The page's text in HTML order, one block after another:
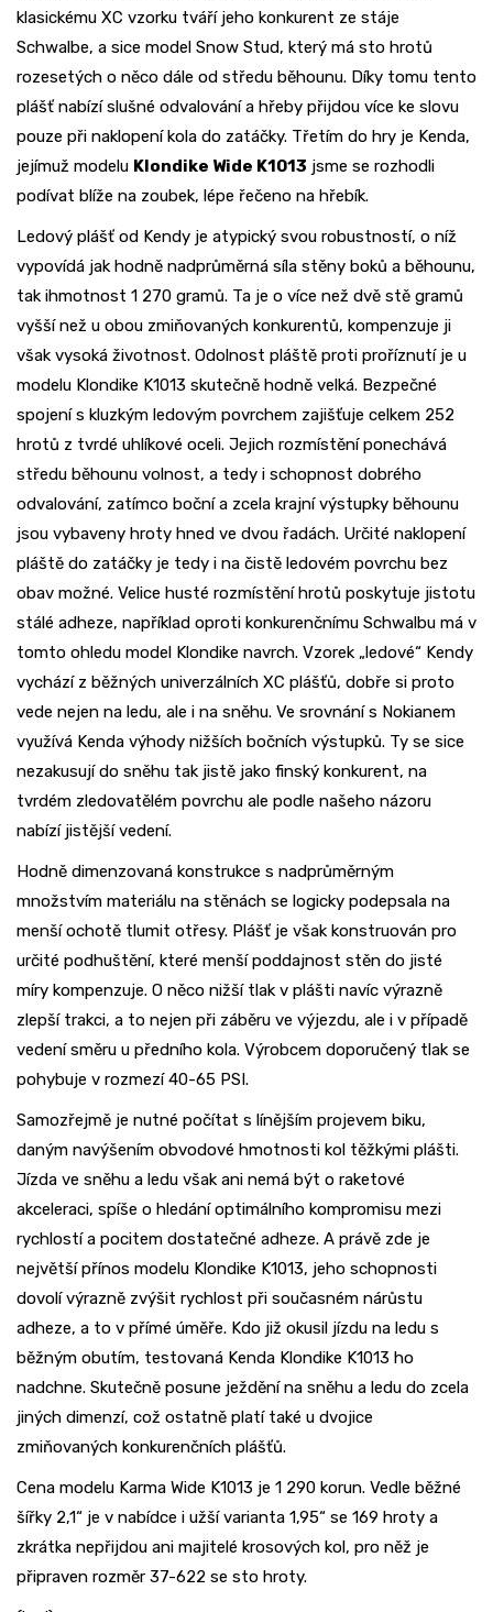
klasickému XC vzorku tváří jeho konkurent ze stáje
Schwalbe, a sice model Snow Stud, který má sto hrotů
rozesetých o něco dále od středu běhounu. Díky tomu tento
plášť nabízí slušné odvalování a hřeby přijdou více ke slovu
pouze při naklopení kola do zatáčky. Třetím do hry je Kenda,
jejímuž modelu Klondike Wide K1013 jsme se rozhodli
podívat blíže na zoubek, lépe řečeno na hřebík.
Ledový plášť od Kendy je atypický svou robustností, o níž
vypovídá jak hodně nadprůměrná síla stěny boků a běhounu,
tak ihmotnost 1 270 gramů. Ta je o více než dvě stě gramů
vyšší než u obou zmiňovaných konkurentů, kompenzuje ji
však vysoká životnost. Odolnost pláště proti proříznutí je u
modelu Klondike K1013 skutečně hodně velká. Bezpečné
spojení s kluzkým ledovým povrchem zajišťuje celkem 252
hrotů z tvrdé uhlíkové oceli. Jejich rozmístění ponechává
středu běhounu volnost, a tedy i schopnost dobrého
odvalování, zatímco boční a zcela krajní výstupky běhounu
jsou vybaveny hroty hned ve dvou řadách. Určité naklopení
pláště do zatáčky je tedy i na čistě ledovém povrchu bez
obav možné. Velice husté rozmístění hrotů poskytuje jistotu
stálé adheze, například oproti konkurenčnímu Schwalbu má v
tomto ohledu model Klondike navrch. Vzorek „ledové“ Kendy
vychází z běžných univerzálních XC plášťů, dobře si proto
vede nejen na ledu, ale i na sněhu. Ve srovnání s Nokianem
využívá Kenda výhody nižších bočních výstupků. Ty se sice
nezakusují do sněhu tak jistě jako finský konkurent, na
tvrdém zledovatělém povrchu ale podle našeho názoru
nabízí jistější vedení.
Hodně dimenzovaná konstrukce s nadprůměrným
množstvím materiálu na stěnách se logicky podepsala na
menší ochotě tlumit otřesy. Plášť je však konstruován pro
určité podhuštění, které menší poddajnost stěn do jisté
míry kompenzuje. O něco nižší tlak v plášti navíc výrazně
zlepší trakci, a to nejen při záběru ve výjezdu, ale i v případě
vedení směru u předního kola. Výrobcem doporučený tlak se
pohybuje v rozmezí 40-65 PSI.
Samozřejmě je nutné počítat s línějším projevem biku,
daným navýšením obvodové hmotnosti kol těžkými plášti.
Jízda ve sněhu a ledu však ani nemá být o raketové
akceleraci, spíše o hledání optimálního kompromisu mezi
rychlostí a pocitem dostatečné adheze. A právě zde je
největší přínos modelu Klondike K1013, jeho schopnosti
dovolí výrazně zvýšit rychlost při současném nárůstu
adheze, a to v přímé úměře. Kdo již okusil jízdu na ledu s
běžným obutím, testovaná Kenda Klondike K1013 ho
nadchne. Skutečně posune ježdění na sněhu a ledu do zcela
jiných dimenzí, což ostatně platí také u dvojice
zmiňovaných konkurenčních plášťů.
Cena modelu Karma Wide K1013 je 1 290 korun. Vedle běžné
šířky 2,1“ je v nabídce i užší varianta 1,95“ se 169 hroty a
zkrátka nepřijdou ani majitelé krosových kol, pro něž je
připraven rozměr 37-622 se sto hroty.